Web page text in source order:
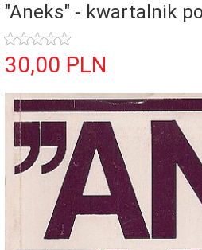
"Aneks" - kwartalnik
30,00 PLN